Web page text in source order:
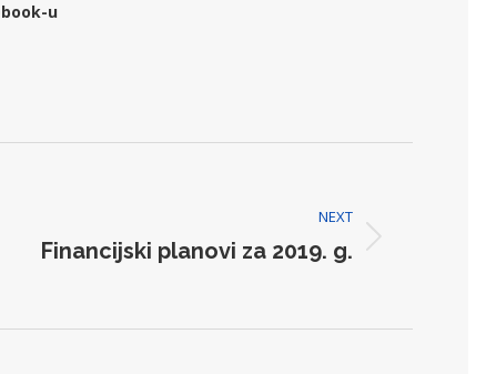
u
NEXT
Financijski planovi za 2019. g.